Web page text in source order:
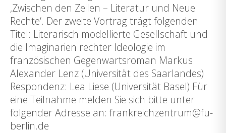
‚Zwischen den Zeilen – Literatur und Neue
Rechte‘. Der zweite Vortrag trägt folgenden
Titel: Literarisch modellierte Gesellschaft und
die Imaginarien rechter Ideologie im
französischen Gegenwartsroman Markus
Alexander Lenz (Universität des Saarlandes)
Respondenz: Lea Liese (Universität Basel) Für
eine Teilnahme melden Sie sich bitte unter
folgender Adresse an: frankreichzentrum@fu-
berlin.de